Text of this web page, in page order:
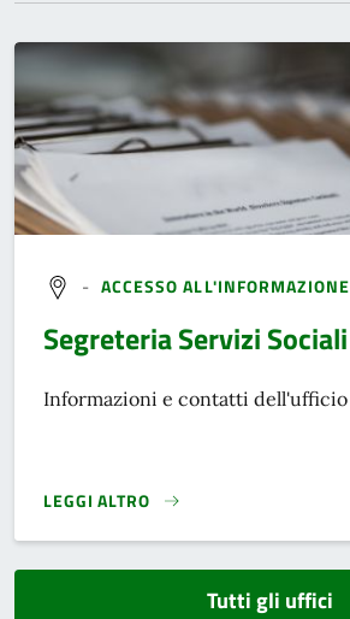
- ACCESSO ALL'INFORMAZIONE
Segreteria Servizi Sociali
Informazioni e contatti dell'ufficio
LEGGI ALTRO
}
Tutti gli uffici